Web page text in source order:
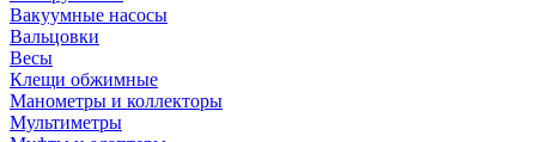
Вакуумные насосы
Вальцовки
Весы
Клещи обжимные
Манометры и коллекторы
Мультиметры